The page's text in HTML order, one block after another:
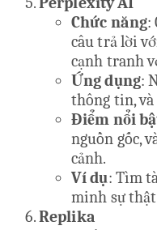
Chức năng:
câu trả lời
cạnh tranh
Ứng dụng:
thông tin,
Điểm nổi
nguồn gốc,
cảnh.
Ví dụ: Tìm
minh sự
Replika